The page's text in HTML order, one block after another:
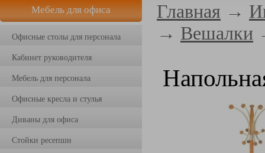
мебель
Мебель для офиса
Офисные столы для персонала
Кабинет руководителя
Мебель для персонала
Офисные кресла и стулья
Диваны для офиса
Стойки ресепшн
Главная →
→ Вешалки